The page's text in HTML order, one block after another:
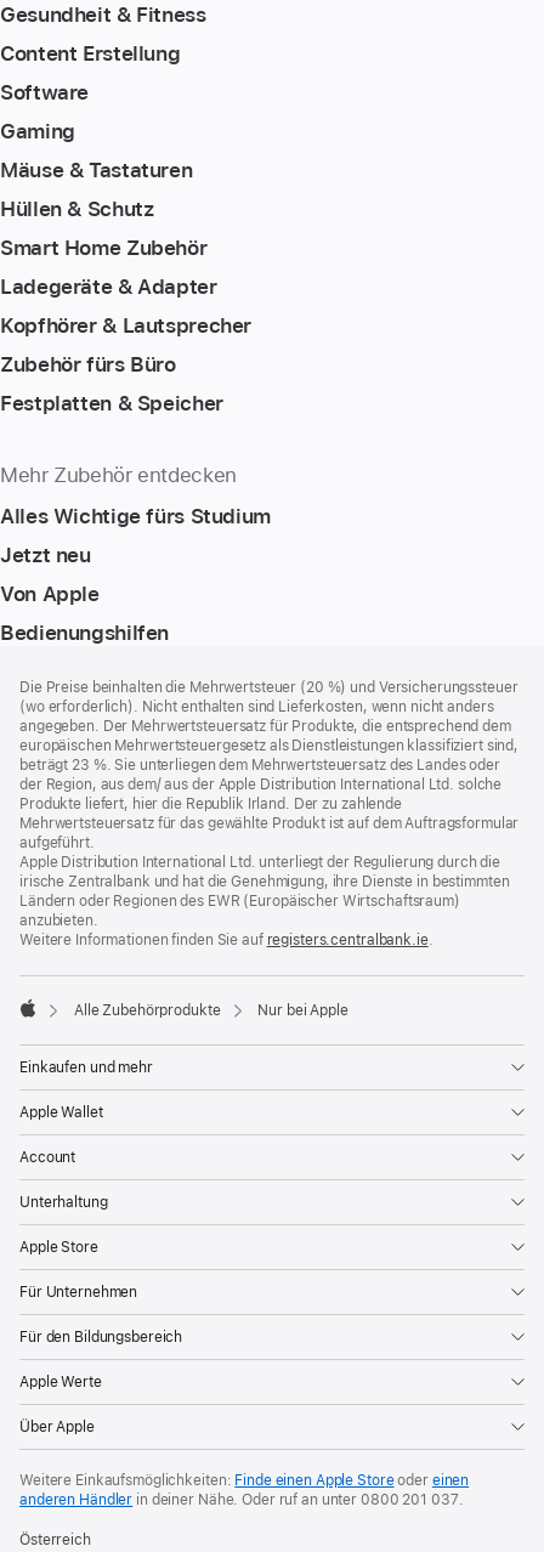
Gesundheit & Fitness
Content Erstellung
Software
Gaming
Mäuse & Tastaturen
Hüllen & Schutz
Smart Home Zubehör
Ladegeräte & Adapter
Kopfhörer & Lautsprecher
Zubehör fürs Büro
Festplatten & Speicher
Mehr Zubehör entdecken
Alles Wichtige fürs Studium
Jetzt neu
Von Apple
Bedienungshilfen
Die Preise beinhalten die Mehrwertsteuer (20 %) und Versicherungssteuer
(wo erforderlich). Nicht enthalten sind Lieferkosten, wenn nicht anders
angegeben. Der Mehrwertsteuersatz für Produkte, die entsprechend dem
europäischen Mehrwertsteuergesetz als Dienstleistungen klassifiziert sind,
beträgt 23 %. Sie unterliegen dem Mehrwertsteuersatz des Landes oder
der Region, aus dem/ aus der Apple Distribution International Ltd. solche
Produkte liefert, hier die Republik Irland. Der zu zahlende
Mehrwertsteuersatz für das gewählte Produkt ist auf dem Auftragsformular
aufgeführt.
Apple Distribution International Ltd. unterliegt der Regulierung durch die
irische Zentralbank und hat die Genehmigung, ihre Dienste in bestimmten
Ländern oder Regionen des EWR (Europäischer Wirtschaftsraum)
anzubieten.
Weitere Informationen finden Sie auf registers.centralbank.ie(Öffnet
neues
.
Alle Zubehörprodukte Nur bei Apple
Einkaufen und mehr
Apple Wallet
Account
Unterhaltung
Apple Store
Für Unternehmen
Für den Bildungsbereich
Apple Werte
Über Apple
Weitere Einkaufsmöglichkeiten: Finde einen Apple Storeoder einen
anderen Händler in deiner Nähe. Oder ruf an unter0800 201 037.
Österreich